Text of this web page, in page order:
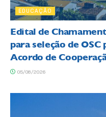
EDUCAÇÃO
Edital de
para seleção de OSC
Acordo de
05/08/2026